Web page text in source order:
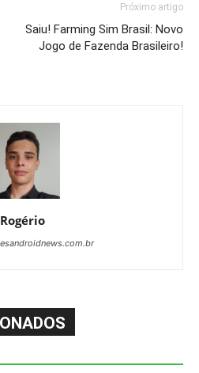
Próximo artigo
Saiu! Farming Sim Brasil: Novo
Jogo de Fazenda Brasileiro!
Rogério